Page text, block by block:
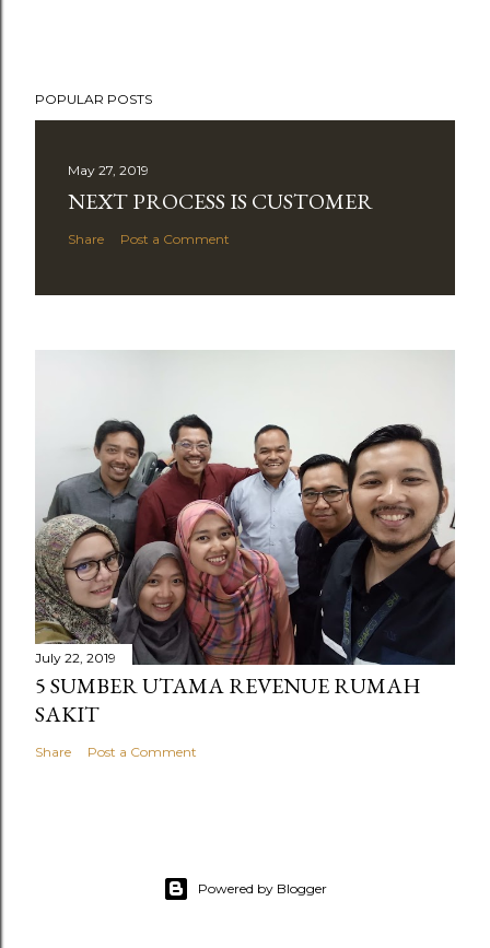
POPULAR POSTS
May 27, 2019
NEXT PROCESS IS CUSTOMER
Share Post a Comment
July 22, 2019
5 SUMBER UTAMA REVENUE RUMAH
SAKIT
Share Post a Comment
Powered by Blogger